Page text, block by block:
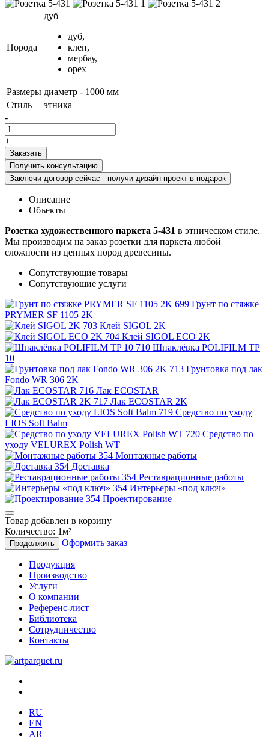
Порода
дуб
дуб,
клен,
мербау,
орех
Размеры диаметр - 1000 мм
Стиль
этника
-
+
Получить консультацию
Заключи договор сейчас - получи дизайн проект в подарок
Описание
Объекты
Розетка художественного паркета 5-431 в этническом стиле.
Мы производим на заказ розетки для паркета любой
сложности из ценных пород древесины.
Сопутствующие товары
Сопутствующие услуги
Грунт по стяжке
PRYMER SF 1105 2K
Клей SIGOL 2K
Клей SIGOL ECO 2K
Шпаклёвка POLIFILM TP
10
Грунтовка под лак
Fondo WR 306 2K
Лак ECOSTAR
Лак ECOSTAR 2K
Средство по уходу
LIOS Soft Balm
Средство по
уходу VELUREX Polish WT
Монтажные работы
Доставка
Реставрационные работы
Интерьеры «под ключ»
Проектирование
Товар добавлен в корзину
Количество: 1м²
Продолжить Оформить заказ
Продукция
Производство
Услуги
О компании
Референс-лист
Библиотека
Сотрудничество
Контакты
RU
EN
AR